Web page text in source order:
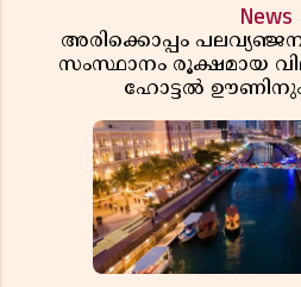
News
അരിക്കൊപ്പം
സംസ്ഥാനം രൂക്ഷമായ
ഹോട്ടൽ